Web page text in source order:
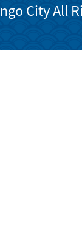
City All